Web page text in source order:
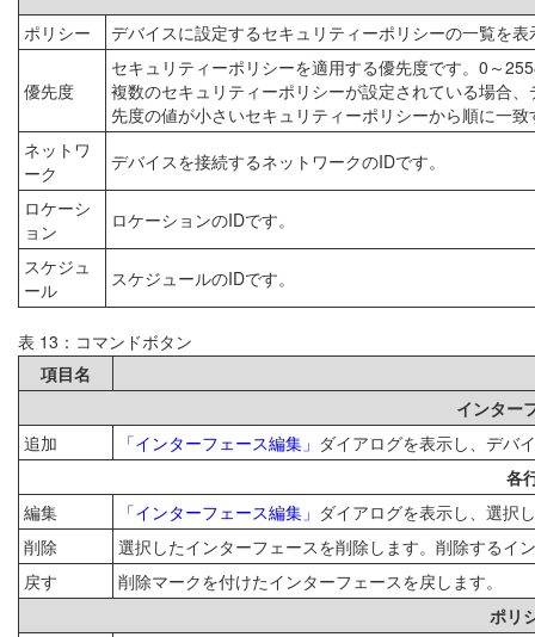
ポリシー デバイスに設定するセキュリティーポリシーの一覧を表
優先度
セキュリティーポリシーを適用する優先度です。0～
複数のセキュリティーポリシーが設定されている場合
先度の値が小さいセキュリティーポリシーから順に一
ネットワ
ーク
デバイスを接続するネットワークのIDです。
ロケーシ
ョン
ロケーションのIDです。
スケジュ
ール
スケジュールのIDです。
表 13：コマンドボタン
項目名
インター
追加
「インターフェース編集」 ダイアログを表示し、デバ
各
編集
「インターフェース編集」 ダイアログを表示し、選択
削除
選択したインターフェースを削除します。削除するイ
戻す
削除マークを付けたインターフェースを戻します。
ポリ